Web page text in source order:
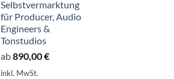
Selbstvermarktung
für Producer, Audio
Engineers &
Tonstudios
ab890,00€
inkl. MwSt.